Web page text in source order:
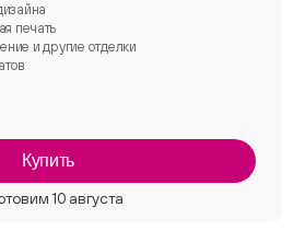
печать
и другие отделки
Купить